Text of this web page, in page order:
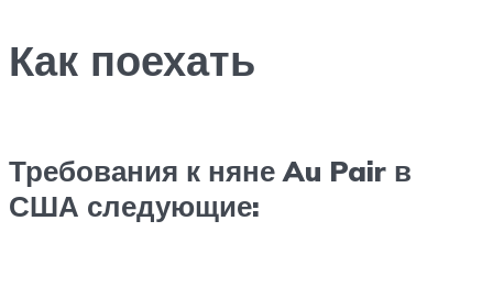
Как поехать
Требования к няне Au Pair в
США следующие: